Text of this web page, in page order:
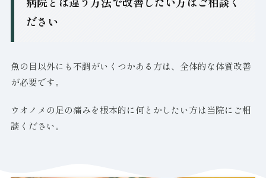
病院とは違う方法で改善したい方はご相談く
ださい
魚の目以外にも不調がいくつかある方は、全体的な体質改善
が必要です。
ウオノメの足の痛みを根本的に何とかしたい方は当院にご相
談ください。